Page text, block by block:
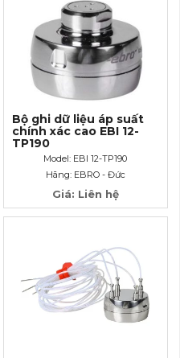
Bộ ghi dữ liệu áp suất
chính xác cao EBI 12-
TP190
Model: EBI 12-TP190
Hãng: EBRO - Đức
Giá: Liên hệ